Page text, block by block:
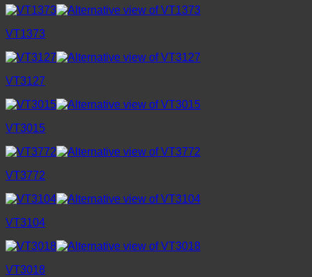
VT1373
VT3127
VT3015
VT3772
VT3104
VT3018